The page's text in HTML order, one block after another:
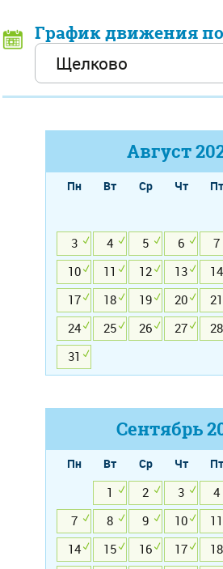
График движения
Август
Пн Вт Ср Чт Пт
3
4 5 6 7
10
11 12 13 14
17
18 19 20 21
24
25 26 27 28
31
Сентябрь
Пн Вт Ср Чт Пт
1
2 3 4
7
8 9 10 11
14
15 16 17 18